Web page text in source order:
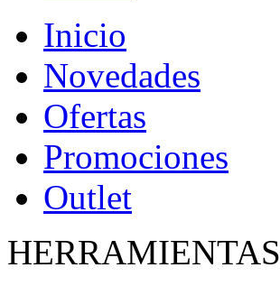
Inicio
Novedades
Ofertas
Promociones
Outlet
HERRAMIENTAS